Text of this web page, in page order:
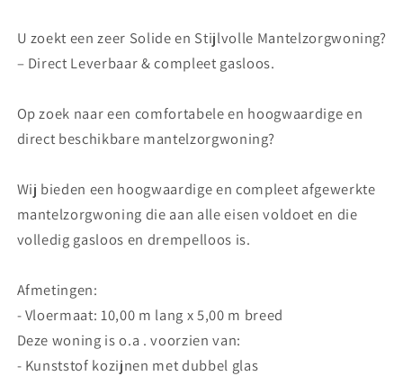
U zoekt een zeer Solide en Stijlvolle Mantelzorgwoning?
– Direct Leverbaar & compleet gasloos.
Op zoek naar een comfortabele en hoogwaardige en
direct beschikbare mantelzorgwoning?
Wij bieden een hoogwaardige en compleet afgewerkte
mantelzorgwoning die aan alle eisen voldoet en die
volledig gasloos en drempelloos is.
Afmetingen:
- Vloermaat: 10,00 m lang x 5,00 m breed
Deze woning is o.a . voorzien van:
- Kunststof kozijnen met dubbel glas